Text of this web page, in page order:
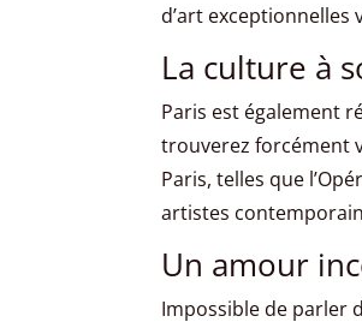
d’art exceptionnelles
La culture à
Paris est également
trouverez forcément
Paris, telles que
artistes
Un amour
Impossible de parler